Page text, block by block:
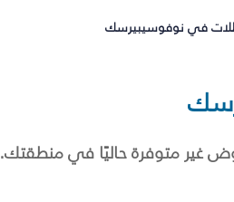
في نوفوسيبيرسك
غير متوفرة حاليًا في منطقتك.